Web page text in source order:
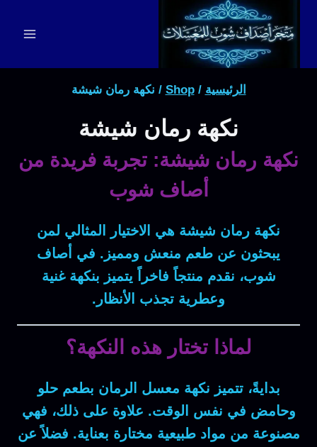
المحتوى
الرئيسية /
Shop
/ نكهة رمان شيشة
نكهة رمان شيشة
نكهة رمان شيشة: تجربة فريدة من
أصاف شوب
نكهة رمان شيشة هي الاختيار المثالي لمن
يبحثون عن طعم منعش ومميز. في أصاف
شوب، نقدم منتجاً فاخراً يتميز بنكهة غنية
وعطرية تجذب الأنظار.
لماذا تختار هذه النكهة؟
بدايةً، تتميز نكهة معسل الرمان بطعمحلو
وحامض في نفس الوقت. علاوة على ذلك، فهي
مصنوعة من مواد طبيعية مختارة بعناية. فضلاً عن